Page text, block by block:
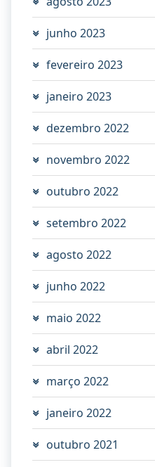
junho 2023
fevereiro 2023
janeiro 2023
dezembro 2022
novembro 2022
outubro 2022
setembro 2022
agosto 2022
junho 2022
maio 2022
abril 2022
março 2022
janeiro 2022
outubro 2021